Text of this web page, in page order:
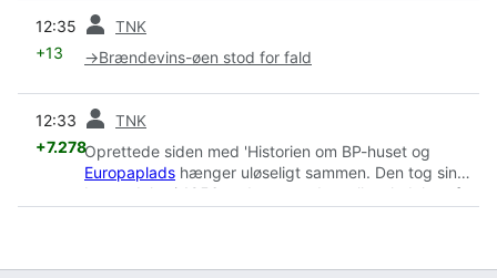
12:35 TNK
+13 →Brændevins-øen stod for fald
12:33 TNK
+7.278Oprettede siden med 'Historien om BP-huset og
Europaplads hænger uløseligt sammen. Den tog sin
begyndelse i 1956 under et møde mellem ledelsen for